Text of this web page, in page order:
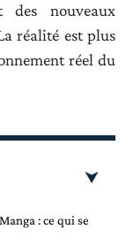
nouveaux
réalité est plus
réel du
: ce qui se